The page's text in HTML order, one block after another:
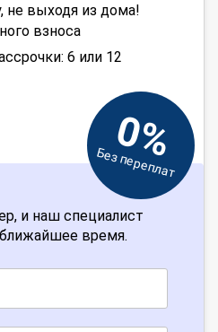
не выходя из дома!
взноса
6 или 12
0%
Без переплат
и наш специалист
время.